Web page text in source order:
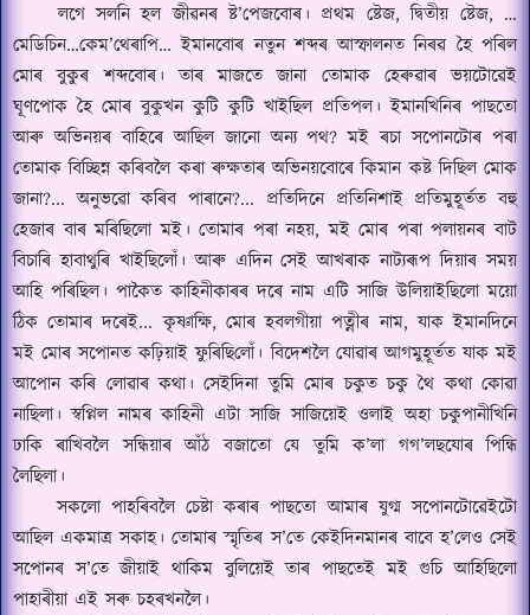
লগে সলনি হল জীৱনৰ ষ্ট’পেজবোৰ। প্রথম ষ্টেজ,দ্বিতীয় ষ্টেজ, …
মেডিচিন…কেম’থেৰাপি… ইমানবোৰ নতুন শব্দৰ আস্ফালনত নিৰৱ হৈ পৰিল
মোৰ বুকুৰ শব্দবোৰ। তাৰ মাজতে জানা তোমাক হেৰুৱাৰ ভয়টোৱেই
ঘূণপোক হৈ মোৰ বুকুখন কুটি কুটি খাইছিল প্রতিপল। ইমানখিনিৰ পাছতো
আৰু অভিনয়ৰ বাহিৰে আছিল জানো অন্য পথ?মই ৰচা সপোনটোৰ পৰা
তোমাক বিচ্ছিন্ন কৰিবলৈ কৰা ৰুক্ষতাৰ অভিনয়বোৰে কিমান কষ্ট দিছিল মোক
জানা?...অনুভৱো কৰিব পাৰানে?... প্রতিদিনে প্রতিনিশাই প্রতিমুহূর্তত বহু
হেজাৰ বাৰ মৰিছিলো মই। তোমাৰ পৰা নহয়, মই মোৰ পৰা পলায়নৰ বাট
বিচাৰি হাবাথুৰি খাইছিলোঁ। আৰু এদিন সেই আখৰাক নাট্যৰূপ দিয়াৰ সময়
আহি পৰিছিল। পাকৈত কাহিনীকাৰৰ দৰে নাম এটি সাজি উলিয়াইছিলো ময়ো
ঠিক তোমাৰ দৰেই...কৃষ্ণাক্ষি, মোৰ হবলগীয়া পত্নীৰ নাম,যাক ইমানদিনে
মই মোৰ সপোনত কঢ়িয়াই ফুৰিছিলোঁ। বিদেশলৈ যোৱাৰ আগমুহূর্তত যাক মই
আপোন কৰি লোৱাৰ কথা। সেইদিনা তুমি মোৰ চকুত চকু থৈ কথা কোৱা
নাছিলা। স্বপ্নিল নামৰ কাহিনী এটা সাজি সাজিয়েই ওলাই অহা চকুপানীখিনি
ঢাকি ৰাখিবলৈ সন্ধিয়াৰ আঁঠ বজাতো যে তুমি ক’লা গগ’লছযোৰ পিন্ধি
লৈছিলা।
সকলো পাহৰিবলৈ চেষ্টা কৰাৰ পাছতো আমাৰ যুগ্ম সপোনটোৱেইটো
আছিল একমাত্র সকাহ। তোমাৰ স্মৃতিৰ স’তে কেইদিনমানৰ বাবে হ’লেও সেই
সপোনৰ স’তে জীয়াই থাকিম বুলিয়েই তাৰ পাছতেই মই গুচি আহিছিলো
পাহাৰীয়া এই সৰু চহৰখনলৈ।